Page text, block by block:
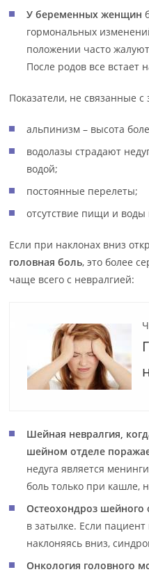
У беременных женщин
гормональных
положении часто
После родов все встает
Показатели, не связанные
альпинизм – высота
водолазы страдают
водой;
постоянные перелеты;
отсутствие пищи и воды
Если при наклонах вниз
головная боль, это более
чаще всего с невралгией:
Шейная невралгия,
шейном отделе
недуга является
боль только при кашле,
Остеохондроз шейного
в затылке. Если
наклоняясь вниз,
Онкология головного